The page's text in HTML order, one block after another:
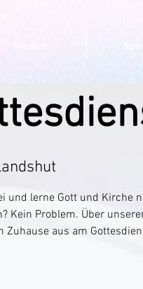
und lerne Gott und Kirche
Kein Problem. Über
Zuhause aus am